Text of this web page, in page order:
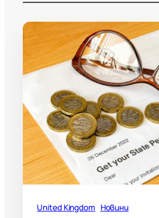
United Kingdom Новини